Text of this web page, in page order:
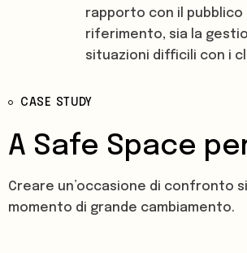
rapporto con il
riferimento, sia la
situazioni difficili con i
CASE STUDY
A Safe Space per
Creare un’occasione di confronto
momento di grande cambiamento.